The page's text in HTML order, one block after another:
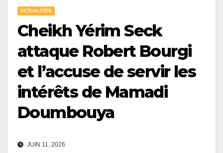
ACTUALITÉS
Cheikh Yérim Seck
attaque Robert Bourgi
et l’accuse de servir les
intérêts de Mamadi
Doumbouya
JUIN 11, 2026